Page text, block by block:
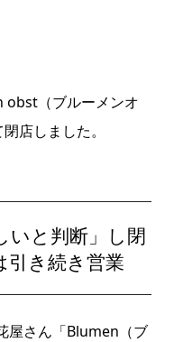
obst（ブルーメンオ
店しました。
いと判断」し閉
き続き営業
屋さん「Blumen（ブ